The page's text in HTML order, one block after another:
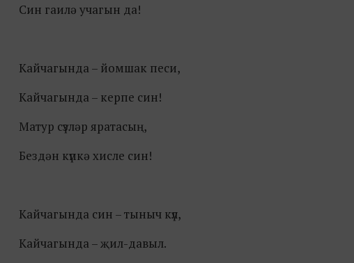
Син гаилә учагын да!
Кайчагында – йомшак песи,
Кайчагында – керпе син!
Матур сүзләр яратасың,
Бездән күпкә хисле син!
Кайчагында син – тыныч күл,
Кайчагында – җил-давыл.